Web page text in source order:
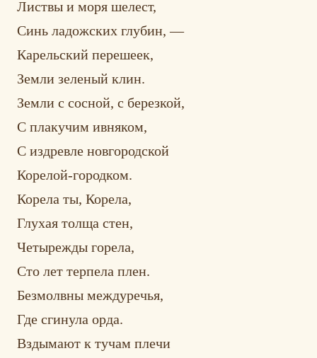
Листвы и моря шелест,
Синь ладожских глубин, —
Карельский перешеек,
Земли зеленый клин.
Земли с сосной, с березкой,
С плакучим ивняком,
С издревле новгородской
Корелой-городком.
Корела ты, Корела,
Глухая толща стен,
Четырежды горела,
Сто лет терпела плен.
Безмолвны междуречья,
Где сгинула орда.
Вздымают к тучам плечи